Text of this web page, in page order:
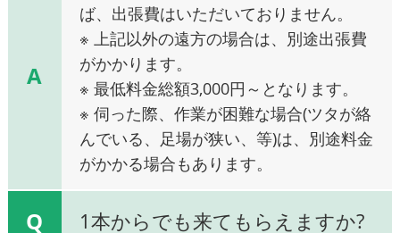
A
ば、出張費はいただいておりません。
※ 上記以外の遠方の場合は、別途出張費
がかかります。
※ 最低料金総額3,000円～となります。
※ 伺った際、作業が困難な場合(ツタが絡
んでいる、足場が狭い、等)は、別途料金
がかかる場合もあります。
Q 1本からでも来てもらえますか?